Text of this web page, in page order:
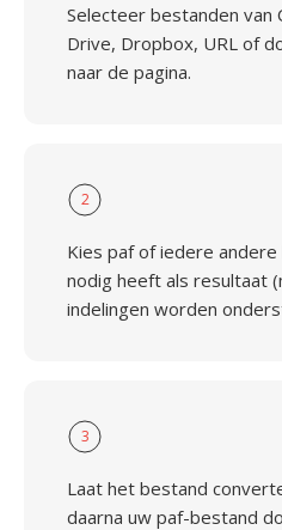
Selecteer bestanden van
Drive, Dropbox, URL of
naar de pagina.
2
Kies paf of iedere
nodig heeft als resultaat
indelingen worden
3
Laat het bestand
daarna uw paf-bestand